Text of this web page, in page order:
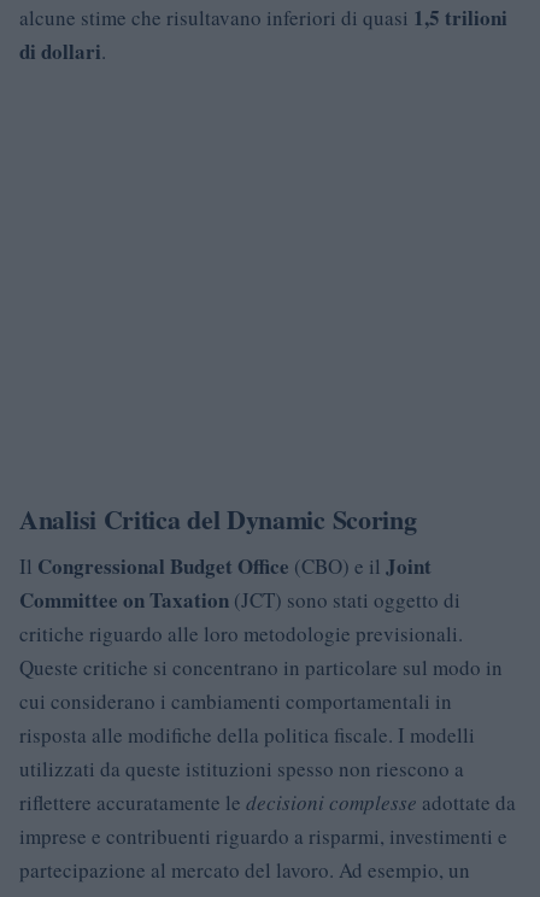
alcune stime che risultavano inferiori di quasi 1,5 trilioni
di dollari.
Analisi Critica del Dynamic Scoring
Il Congressional Budget Office (CBO) e il Joint
Committee on Taxation (JCT) sono stati oggetto di
critiche riguardo alle loro metodologie previsionali.
Queste critiche si concentrano in particolare sul modo in
cui considerano i cambiamenti comportamentali in
risposta alle modifiche della politica fiscale. I modelli
utilizzati da queste istituzioni spesso non riescono a
riflettere accuratamente le decisioni complesse adottate da
imprese e contribuenti riguardo a risparmi, investimenti e
partecipazione al mercato del lavoro. Ad esempio, un